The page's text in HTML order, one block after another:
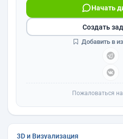
Начать
Создать
Добавить в
Пожаловаться
3D и Визуализация